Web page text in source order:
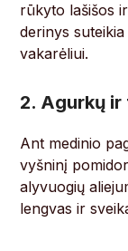
rūkyto lašišos
derinys
vakarėliui.
2. Agurkų
Ant medinio
vyšninį
alyvuogių
lengvas ir